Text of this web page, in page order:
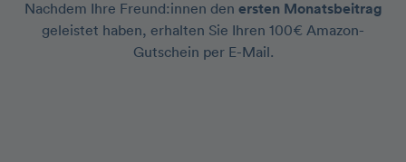
Nachdem Ihre Freund:innen den ersten Monatsbeitrag
geleistet haben, erhalten Sie Ihren 100€ Amazon-
Gutschein per E-Mail.